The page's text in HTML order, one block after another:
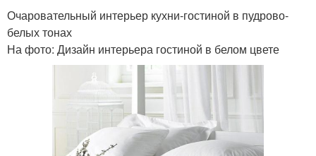
Очаровательный интерьер кухни-гостиной в пудрово-
белых тонах
На фото: Дизайн интерьера гостиной в белом цвете